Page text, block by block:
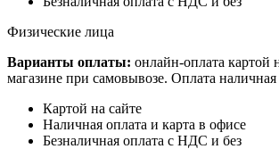
Физические лица
Варианты оплаты: онлайн-оплата картой
магазине при самовывозе. Оплата наличная
Картой на сайте
Наличная оплата и карта в офисе
Безналичная оплата с НДС и без